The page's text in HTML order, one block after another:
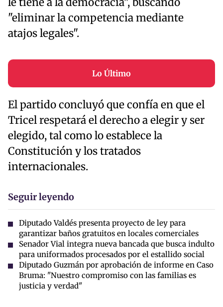
le tiene a la democracia", buscando
"eliminar la competencia mediante
atajos legales".
Lo Último
El partido concluyó que confía en que el
Tricel respetará el derecho a elegir y ser
elegido, tal como lo establece la
Constitución y los tratados
internacionales.
Seguir leyendo
Diputado Valdés presenta proyecto de ley para
garantizar baños gratuitos en locales comerciales
Senador Vial integra nueva bancada que busca indulto
para uniformados procesados por el estallido social
Diputado Guzmán por aprobación de informe en Caso
Bruma: "Nuestro compromiso con las familias es
justicia y verdad"